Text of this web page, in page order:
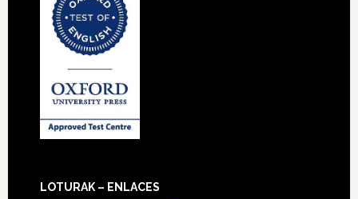
LOTURAK – ENLACES